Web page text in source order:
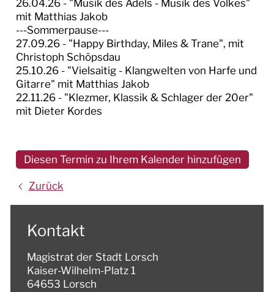
26.04.26 - "Musik des Adels - Musik des Volkes"
mit Matthias Jakob
---Sommerpause---
27.09.26 - "Happy Birthday, Miles & Trane", mit
Christoph Schöpsdau
25.10.26 - "Vielsaitig - Klangwelten von Harfe und
Gitarre" mit Matthias Jakob
22.11.26 - "Klezmer, Klassik & Schlager der 20er"
mit Dieter Kordes
Diesen Termin zu Ihrem Kalender hinzufügen
Zurück
Kontakt
Magistrat der Stadt Lorsch
Kaiser-Wilhelm-Platz 1
64653 Lorsch